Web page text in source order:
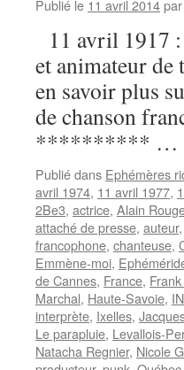
Publié le 11 avril 2014par
11 avril 1917
et animateur
en savoir plus
de chanson
********** …
Publié dans Ephémères
avril 1974, 11 avril 1977,
2Be3, actrice, Alain
attaché de presse, auteur,
francophone, chanteuse,
Emmène-moi,
de Cannes, France,
Marchal, Haute-Savoie,
interprète, Ixelles,
Le parapluie, Levallois-
Natacha Regnier, Nicole